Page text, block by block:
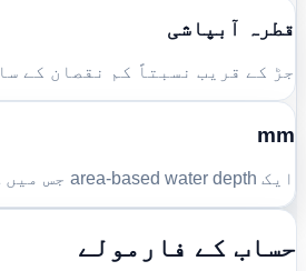
قطرہ آبپاشی
جڑ کے قریب نسبتاً کم نقصان کے
mm
ایک area-based water depth جس میں 1 mm = 1 L per m² ہوتا ہے۔
حساب کے فارمولے